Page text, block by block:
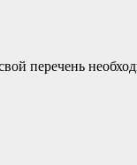
перечень